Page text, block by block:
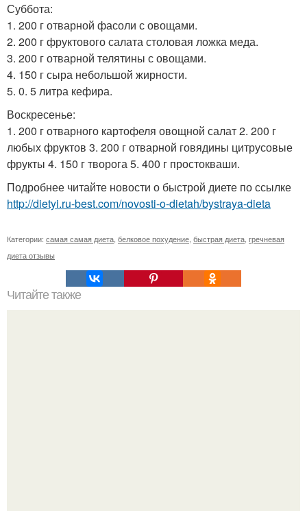
Суббота:
1. 200 г отварной фасоли с овощами.
2. 200 г фруктового салата столовая ложка меда.
3. 200 г отварной телятины с овощами.
4. 150 г сыра небольшой жирности.
5. 0. 5 литра кефира.
Воскресенье:
1. 200 г отварного картофеля овощной салат 2. 200 г
любых фруктов 3. 200 г отварной говядины цитрусовые
фрукты 4. 150 г творога 5. 400 г простокваши.
Подробнее читайте новости о быстрой диете по ссылке
http://dietyi.ru-best.com/novosti-o-dietah/bystraya-dieta
Категории: самая самая диета белковое похудение быстрая диета гречневая
диета отзывы
Читайте также